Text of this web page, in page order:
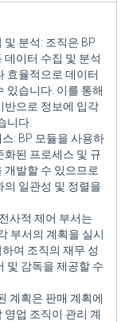
분석: 조직은 BP
데이터 수집 및 분석
효율적으로 데이터
있습니다. 이를 통해
반으로 정보에 입각
니다.
: BP 모듈을 사용하
화된 프로세스 및 규
개발할 수 있으므로
의 일관성 및 정렬을
사적 제어 부서는
부서의 계획을 실시
여 조직의 재무 성
및 감독을 제공할 수
계획은 판매 계획에
영업 조직이 관리 계